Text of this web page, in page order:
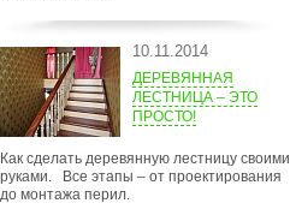
10.11.2014
ДЕРЕВЯННАЯ
ЛЕСТНИЦА – ЭТО
ПРОСТО!
Как сделать деревянную лестницу своими
руками. Все этапы – от проектирования
до монтажа перил.